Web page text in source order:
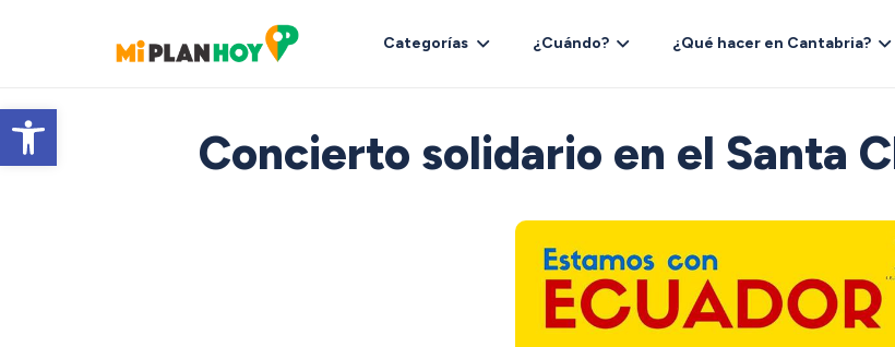
Abrir barra de herramientas
Categorías ¿Cuándo? ¿Qué hacer en Cantabria?
Concierto solidario en el Santa